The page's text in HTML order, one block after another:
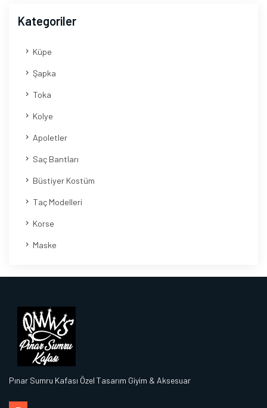
Kategoriler
Küpe
Şapka
Toka
Kolye
Apoletler
Saç Bantları
Büstiyer Kostüm
Taç Modelleri
Korse
Maske
Pınar Sumru Kafası Özel Tasarım Giyim & Aksesuar